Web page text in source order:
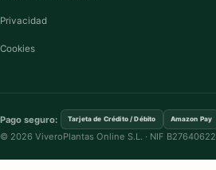
Privacidad
Cookies
Pago seguro: Tarjeta de Crédito / Débito Amazon Pay
© 2026 ViveroPlantas Online S.L. · NIF B27640622